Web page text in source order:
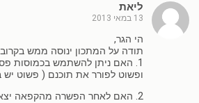
ליאת
13 במאי 2013
הי הגר,
תודה על המתכון ינוסה ממש בקרוב, יש לי
1. האם ניתן להשתמש בכמוסות
ופשוט לפורר את תוכנם ( פשוט יש
2. האם לאחר הפשרה מהקפאה יצאו טוב ?